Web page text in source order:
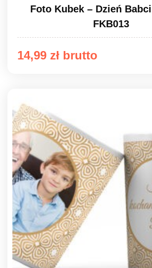
Foto Kubek – Dzień
FKB013
14,99 zł